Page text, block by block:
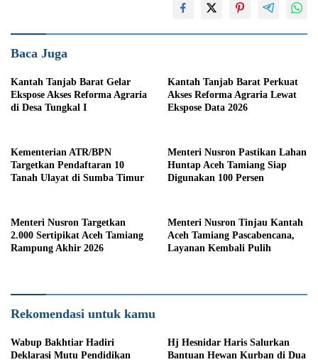
Baca Juga
Kantah Tanjab Barat Gelar
Ekspose Akses Reforma Agraria
di Desa Tungkal I
Kantah Tanjab Barat Perkuat
Akses Reforma Agraria Lewat
Ekspose Data 2026
Kementerian ATR/BPN
Targetkan Pendaftaran 10
Tanah Ulayat di Sumba Timur
Menteri Nusron Pastikan Lahan
Huntap Aceh Tamiang Siap
Digunakan 100 Persen
Menteri Nusron Targetkan
2.000 Sertipikat Aceh Tamiang
Rampung Akhir 2026
Menteri Nusron Tinjau Kantah
Aceh Tamiang Pascabencana,
Layanan Kembali Pulih
Rekomendasi untuk kamu
Wabup Bakhtiar Hadiri
Deklarasi Mutu Pendidikan
Hj Hesnidar Haris Salurkan
Bantuan Hewan Kurban di Dua